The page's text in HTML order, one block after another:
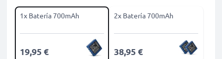
1x Batería 700mAh
19,95 €
2x Batería 700mAh
38,95 €